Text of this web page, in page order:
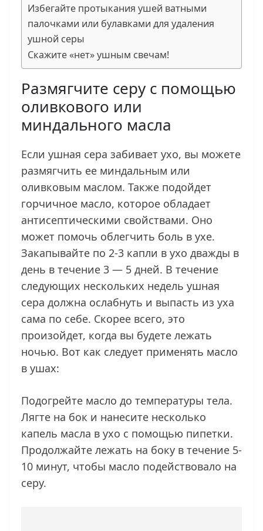
Избегайте протыкания ушей ватными
палочками или булавками для удаления
ушной серы
Скажите «нет» ушным свечам!
Размягчите серу с помощью
оливкового или
миндального масла
Если ушная сера забивает ухо, вы можете
размягчить ее миндальным или
оливковым маслом. Также подойдет
горчичное масло, которое обладает
антисептическими свойствами. Оно
может помочь облегчить боль в ухе.
Закапывайте по 2-3 капли в ухо дважды в
день в течение 3 — 5 дней. В течение
следующих нескольких недель ушная
сера должна ослабнуть и выпасть из уха
сама по себе. Скорее всего, это
произойдет, когда вы будете лежать
ночью. Вот как следует применять масло
в ушах:
Подогрейте масло до температуры тела.
Лягте на бок и нанесите несколько
капель масла в ухо с помощью пипетки.
Продолжайте лежать на боку в течение 5-
10 минут, чтобы масло подействовало на
серу.